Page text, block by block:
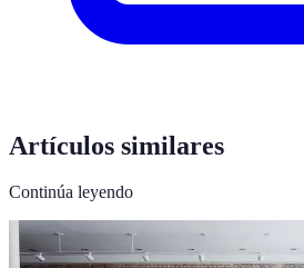
Artículos similares
Continúa leyendo